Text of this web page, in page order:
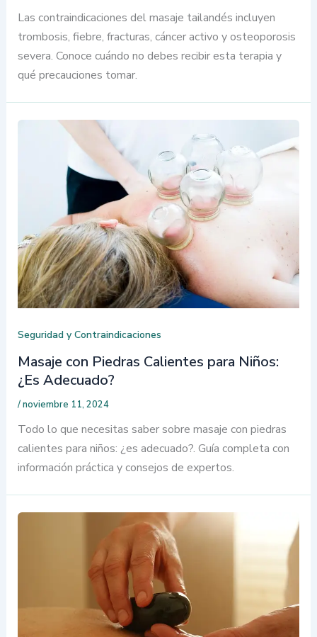
Las contraindicaciones del masaje tailandés incluyen
trombosis, fiebre, fracturas, cáncer activo y osteoporosis
severa. Conoce cuándo no debes recibir esta terapia y
qué precauciones tomar.
Seguridad y Contraindicaciones
Masaje con Piedras Calientes para Niños:
¿Es Adecuado?
/noviembre 11, 2024
Todo lo que necesitas saber sobre masaje con piedras
calientes para niños: ¿es adecuado?. Guía completa con
información práctica y consejos de expertos.